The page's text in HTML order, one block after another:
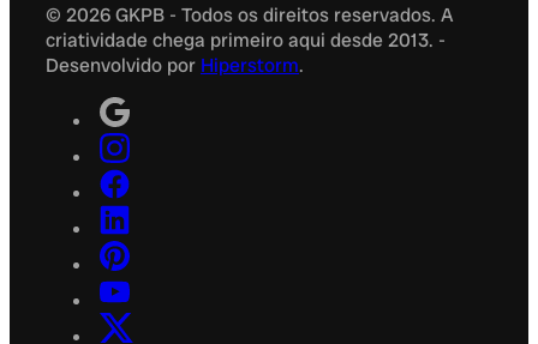
© 2026 GKPB - Todos os direitos reservados. A
criatividade chega primeiro aqui desde 2013. -
Desenvolvido por Hiperstorm.